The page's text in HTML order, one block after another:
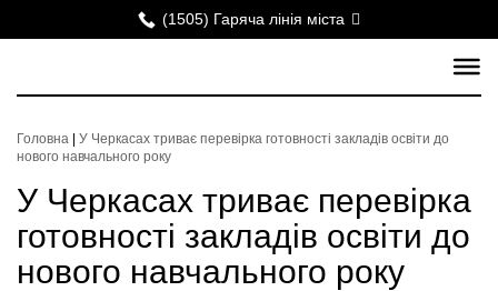
(1505) Гаряча лінія міста
Головна
У Черкасах триває перевірка готовності закладів освіти до
нового навчального року
У Черкасах триває перевірка
готовності закладів освіти до
нового навчального року